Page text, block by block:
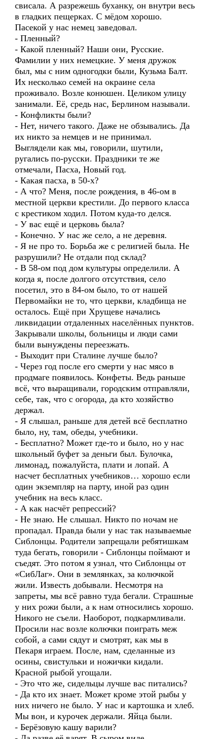
свисала. А разрежешь буханку, он внутри весь
в гладких пещерках. С мёдом хорошо.
Пасекой у нас немец заведовал.
- Пленный?
- Какой пленный? Наши они, Русские.
Фамилии у них немецкие. У меня дружок
был, мы с ним одногодки были, Кузьма Балт.
Их несколько семей на окраине села
проживало. Возле конюшен. Целиком улицу
занимали. Её, средь нас, Берлином называли.
- Конфликты были?
- Нет, ничего такого. Даже не обзывались. Да
их никто за немцев и не принимал.
Выглядели как мы, говорили, шутили,
ругались по-русски. Праздники те же
отмечали, Пасха, Новый год.
- Какая пасха, в 50-х?
- А что? Меня, после рождения, в 46-ом в
местной церкви крестили. До первого класса
с крестиком ходил. Потом куда-то делся.
- У вас ещё и церковь была?
- Конечно. У нас же село, а не деревня.
- Я не про то. Борьба же с религией была. Не
разрушили? Не отдали под склад?
- В 58-ом под дом культуры определили. А
когда я, после долгого отсутствия, село
посетил, это в 84-ом было, то от нашей
Первомайки не то, что церкви, кладбища не
осталось. Ещё при Хрущеве начались
ликвидации отдаленных населённых пунктов.
Закрывали школы, больницы и люди сами
были вынуждены переезжать.
- Выходит при Сталине лучше было?
- Через год после его смерти у нас мясо в
продмаге появилось. Конфеты. Ведь раньше
всё, что выращивали, городским отправляли,
себе, так, что с огорода, да кто хозяйство
держал.
- Я слышал, раньше для детей всё бесплатно
было, ну, там, обеды, учебники.
- Бесплатно? Может где-то и было, но у нас
школьный буфет за деньги был. Булочка,
лимонад, пожалуйста, плати и лопай. А
насчет бесплатных учебников… хорошо если
один экземпляр на парту, иной раз один
учебник на весь класс.
- А как насчёт репрессий?
- Не знаю. Не слышал. Никто по ночам не
пропадал. Правда были у нас так называемые
Сиблонцы. Родители запрещали ребятишкам
туда бегать, говорили - Сиблонцы поймают и
съедят. Это потом я узнал, что Сиблонцы от
«СибЛаг». Они в землянках, за колючкой
жили. Известь добывали. Несмотря на
запреты, мы всё равно туда бегали. Страшные
у них рожи были, а к нам относились хорошо.
Никого не съели. Наоборот, подкармливали.
Просили нас возле колючки поиграть меж
собой, а сами сядут и смотрят, как мы в
Пекаря играем. После, нам, сделанные из
осины, свистульки и ножички кидали.
Красной рыбой угощали.
- Это что же, сидельцы лучше вас питались?
- Да кто их знает. Может кроме этой рыбы у
них ничего не было. У нас и картошка и хлеб.
Мы вон, и курочек держали. Яйца были.
- Берёзовую кашу варили?